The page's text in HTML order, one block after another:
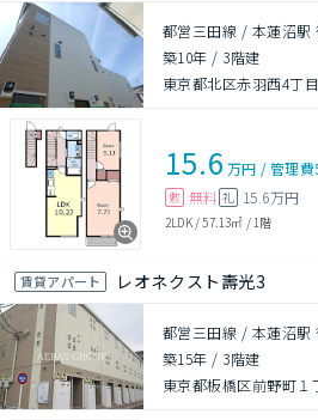
都営三田線 / 本蓮沼駅
築10年 / 3階建
東京都北区赤羽西4丁目
15.6 万円 /管理費
敷 無料 礼 15.6万円
2LDK/57.13㎡ / 1階
賃貸アパート レオネクスト壽光3
都営三田線 / 本蓮沼駅
築15年 / 3階建
東京都板橋区前野町１